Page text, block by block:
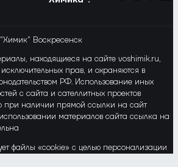
Воскресенск
находящиеся на сайте voshimik.ru,
исключительных прав, и охраняются в
РФ. Использование иных
с сайта и сателлитных проектов
при наличии прямой ссылки на сайт
материалов сайта ссылка на
файлы «cookie» с целью персонализации